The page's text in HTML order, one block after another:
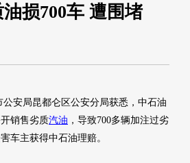
损700车 遭围堵
安局昆都仑区公安分局获悉，中石油
销售劣质汽油 ，导致700多辆加注过劣
车主获得中石油理赔。